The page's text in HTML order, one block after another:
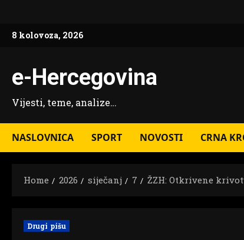
content
8 kolovoza, 2026
e-Hercegovina
Vijesti, teme, analize…
NASLOVNICA SPORT NOVOSTI CRNA
Home 2026 siječanj 7 ŽZH: Otkrivene
Drugi pišu